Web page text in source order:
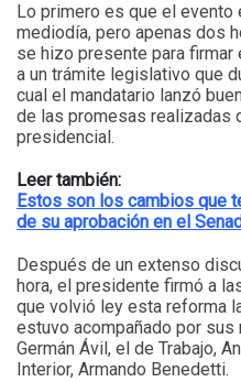
Lo primero es que el evento
mediodía, pero apenas dos
se hizo presente para firmar
a un trámite legislativo que
cual el mandatario lanzó
de las promesas realizadas
presidencial.
Leer también:
Estos son los cambios que
de su aprobación en el
Después de un extenso
hora, el presidente firmó a
que volvió ley esta reforma
estuvo acompañado por
Germán Ávil, el de Trabajo,
Interior, Armando Benedetti.